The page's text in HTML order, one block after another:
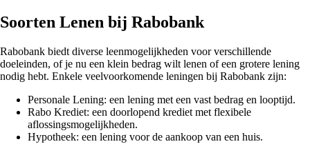
Soorten Lenen bij Rabobank
Rabobank biedt diverse leenmogelijkheden voor verschillende
doeleinden, of je nu een klein bedrag wilt lenen of een grotere lening
nodig hebt. Enkele veelvoorkomende leningen bij Rabobank zijn:
Personale Lening: een lening met een vast bedrag en looptijd.
Rabo Krediet: een doorlopend krediet met flexibele
aflossingsmogelijkheden.
Hypotheek: een lening voor de aankoop van een huis.